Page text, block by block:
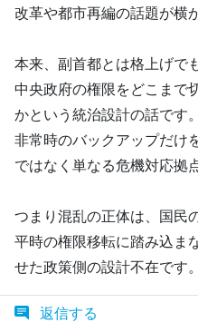
改革や都市再編の話題が横
本来、副首都とは格上げで
中央政府の権限をどこまで
かという統治設計の話です。
非常時のバックアップだけ
ではなく単なる危機対応拠
つまり混乱の正体は、国民
平時の権限移転に踏み込ま
せた政策側の設計不在です。
返信する